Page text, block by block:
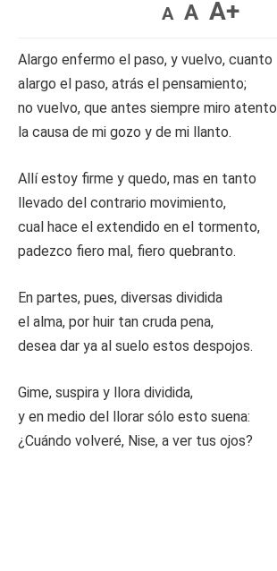
A A A+
Alargo enfermo el paso, y vuelvo, cuanto
alargo el paso, atrás el pensamiento;
no vuelvo, que antes siempre miro atento
la causa de mi gozo y de mi llanto.
Allí estoy firme y quedo, mas en tanto
llevado del contrario movimiento,
cual hace el extendido en el tormento,
padezco fiero mal, fiero quebranto.
En partes, pues, diversas dividida
el alma, por huir tan cruda pena,
desea dar ya al suelo estos despojos.
Gime, suspira y llora dividida,
y en medio del llorar sólo esto suena:
¿Cuándo volveré, Nise, a ver tus ojos?